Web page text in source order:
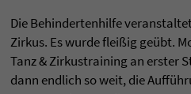
Die Behindertenhilfe
Zirkus. Es wurde fleißig geübt.
Tanz & Zirkustraining an erster
dann endlich so weit, die